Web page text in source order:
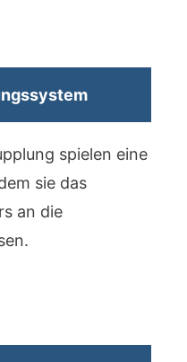
spielen eine
sie das
an die